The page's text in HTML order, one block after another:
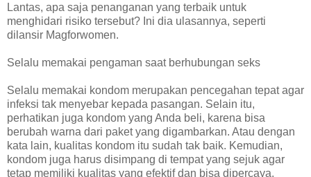
Lantas, apa saja penanganan yang terbaik untuk
menghidari risiko tersebut? Ini dia ulasannya, seperti
dilansir Magforwomen.
Selalu memakai pengaman saat berhubungan seks
Selalu memakai kondom merupakan pencegahan tepat agar
infeksi tak menyebar kepada pasangan. Selain itu,
perhatikan juga kondom yang Anda beli, karena bisa
berubah warna dari paket yang digambarkan. Atau dengan
kata lain, kualitas kondom itu sudah tak baik. Kemudian,
kondom juga harus disimpang di tempat yang sejuk agar
tetap memiliki kualitas yang efektif dan bisa dipercaya.